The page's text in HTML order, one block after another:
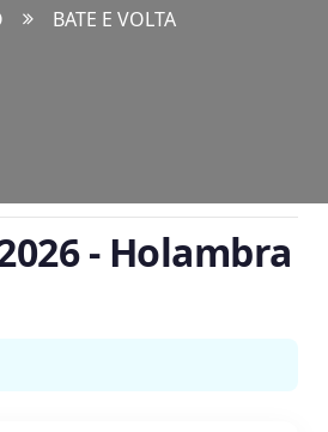
BATE E VOLTA
- Holambra